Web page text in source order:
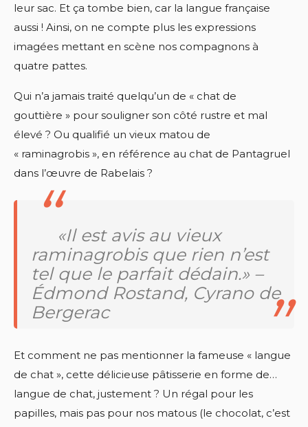
leur sac. Et ça tombe bien, car la langue française
aussi ! Ainsi, on ne compte plus les expressions
imagées mettant en scène nos compagnons à
quatre pattes.
Qui n’a jamais traité quelqu’un de « chat de
gouttière » pour souligner son côté rustre et mal
élevé ? Ou qualifié un vieux matou de
« raminagrobis », en référence au chat de Pantagruel
dans l’œuvre de Rabelais ?
«Il est avis au vieux
raminagrobis que rien n’est
tel que le parfait dédain.» –
Édmond Rostand, Cyrano de
Bergerac
Et comment ne pas mentionner la fameuse « langue
de chat », cette délicieuse pâtisserie en forme de…
langue de chat, justement ? Un régal pour les
papilles, mais pas pour nos matous (le chocolat, c’est